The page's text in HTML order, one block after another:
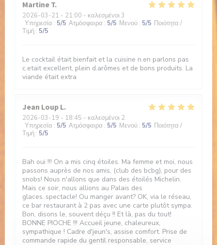
Martine T
2026-03-21 - 21:00 - καλεσμένοι 3
Υπηρεσία : 5/5 Ατμόσφαιρα : 5/5 Μενού : 5/5 Ποιότητα /
Τιμή : 5/5
Le cocktail était bienfait et la cuisine n.en parlons pas
c.etait excellent, plein d.arômes et de bons produits. La
viande était extra
Jean Loup L
2026-03-19 - 18:45 - καλεσμένοι 2
Υπηρεσία : 5/5 Ατμόσφαιρα : 5/5 Μενού : 5/5 Ποιότητα /
Τιμή : 5/5
Bah oui !!! On a mis cinq étoiles. Ma femme et moi, nous
passons auprès de nos amis, (club des bcbg), pour des
snobs! Nous n'allons que dans des étoilés Michelin.
Mais ce soir, nous allions au Palais des
glaces..spectacle! Ou manger avant? OK, via le réseau,
ce bar restaurant à 2 pas avec une carte plutôt sympa.
Bon, disons le, souvent déçu !! Et là, pas du tout!
BONNE PIOCHE !!! Accueil jeune, chaleureux,
sympathique ! Cadre d'jeun's, assise comfort. Prise de
commande rapide du gentil responsable, service